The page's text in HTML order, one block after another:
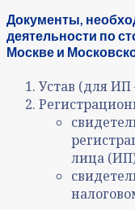
Документы,
деятельности по
Москве и
Устав (для ИП
лица